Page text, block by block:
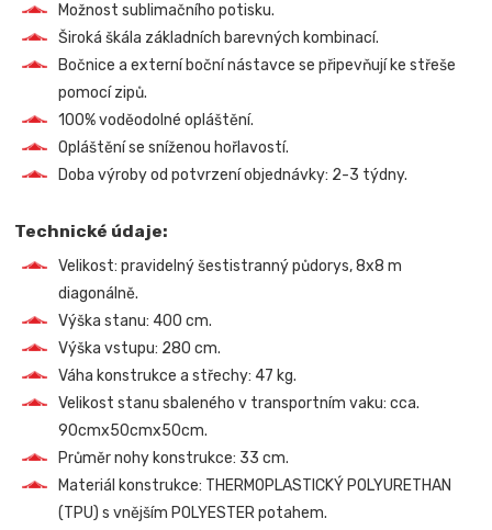
Možnost sublimačního potisku.
Široká škála základních barevných kombinací.
Bočnice a externí boční nástavce se připevňují ke střeše
pomocí zipů.
100% voděodolné opláštění.
Opláštění se sníženou hořlavostí.
Doba výroby od potvrzení objednávky: 2-3 týdny.
Technické údaje:
Velikost: pravidelný šestistranný půdorys, 8x8 m
diagonálně.
Výška stanu: 400 cm.
Výška vstupu: 280 cm.
Váha konstrukce a střechy: 47 kg.
Velikost stanu sbaleného v transportním vaku: cca.
90cmx50cmx50cm.
Průměr nohy konstrukce: 33 cm.
Materiál konstrukce: THERMOPLASTICKÝ POLYURETHAN
(TPU) s vnějším POLYESTER potahem.